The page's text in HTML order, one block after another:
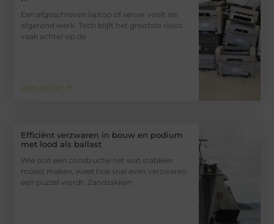
Een afgeschreven laptop of server voelt als
afgerond werk. Toch blijft het grootste risico
vaak achter op de
Lees verder ➜
Efficiënt verzwaren in bouw en podium
met lood als ballast
Wie ooit een constructie net wat stabieler
moest maken, weet hoe snel even verzwaren
een puzzel wordt. Zandzakken